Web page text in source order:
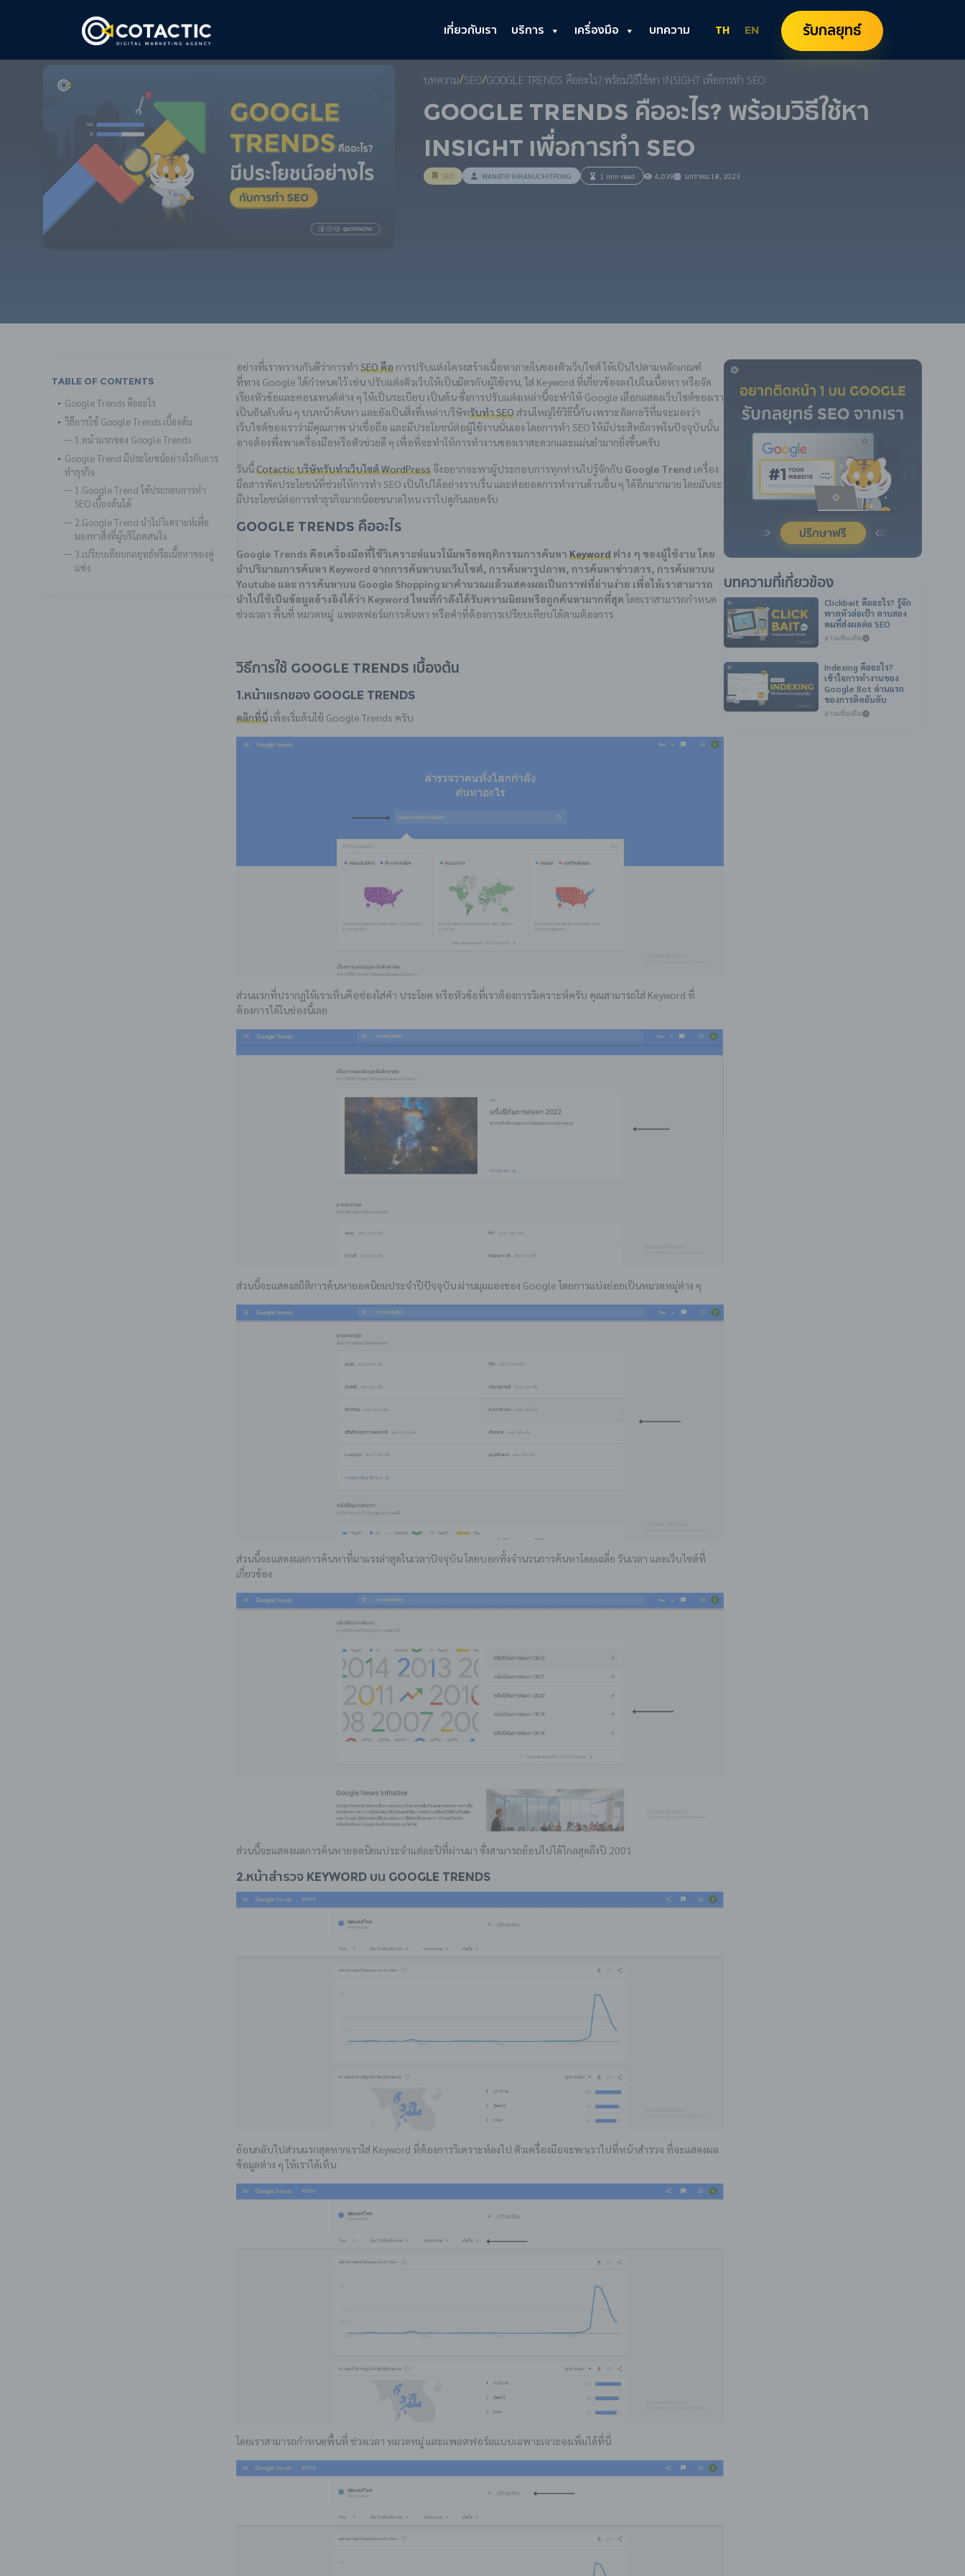
เกี่ยวกับเรา บริการ เครื่องมือ บทความ TH EN รับกลยุทธ์
บทความ/SEO/GOOGLE TRENDS คืออะไร? พร้อมวิธีใช้หา INSIGHT เพื่อการทำ SEO
Google Trends คืออะไร? พร้อมวิธีใช้หา
Insight เพื่อการทำ SEO
SEO WANATIP KIRANUCHITPONG 1 min read 4,039 มกราคม 18, 2023
Table Of Contents
Google Trends คืออะไร
วิธีการใช้ Google Trends เบื้องต้น
1.หน้าแรกของ Google Trends
Google Trend มีประโยชน์อย่างไรกับการ
ทำธุรกิจ
1.Google Trend ใช้ประกอบการทำ
SEO เบื้องต้นได้
2.Google Trend นำไปวิเคราะห์เพื่อ
มองหาสิ่งที่ผู้บริโภคสนใจ
3.เปรียบเทียบกลยุทธ์หรือเนื้อหาของคู่
แข่ง
อย่างที่เราทราบกันดีว่าการทำ SEO คือการปรับแต่งโครงสร้างเนื้อหาภายในของตัวเว็บไซต์ ให้เป็นไปตามหลักเกณฑ์
ที่ทาง Google ได้กำหนดไว้ เช่น ปรับแต่งตัวเว็บให้เป็นมิตรกับผู้ใช้งาน, ใส่ Keyword ที่เกี่ยวข้องลงไปในเนื้อหา หรือจัด
เรียงหัวข้อและคอนเทนต์ต่าง ๆ ให้เป็นระเบียบ เป็นต้น ซึ่งการปรับแต่งเหล่านี้จะทำให้ Google เลือกแสดงเว็บไซต์ของเรา
เป็นอันดับต้น ๆ บนหน้าค้นหา และยังเป็นสิ่งที่เหล่าบริษัทรับทำ SEOส่วนใหญ่ใช้วิธีนี้กัน เพราะอัลกอริทึ่มจะมองว่า
เว็บไซต์ของเราว่ามีคุณภาพ น่าเชื่อถือ และมีประโยชน์ต่อผู้ใช้งานนั่นเอง โดยการทำ SEO ให้มีประสิทธิภาพในปัจจุบันนั้น
อาจต้องพึ่งพาเครื่องมือหรือตัวช่วยดี ๆ เพื่อที่จะทำให้การทำงานของเราสะดวกและแม่นยำมากยิ่งขึ้นครับ
วันนี้Cotactic บริษัทรับทำเว็บไซต์ WordPressจึงอยากจะพาผู้ประกอบการทุกท่านไปรู้จักกับ Google Trend เครื่อง
มือสารพัดประโยชน์ที่ช่วยให้การทำ SEO เป็นไปได้อย่างราบรื่น และต่อยอดการทำงานด้านอื่น ๆ ได้อีกมากมาย โดยมันจะ
มีประโยชน์ต่อการทำธุรกิจมากน้อยขนาดไหน เราไปดูกันเลยครับ
Google Trends คืออะไร
Google Trends คือเครื่องมือที่ใช้วิเคราะห์แนวโน้มหรือพฤติกรรมการค้นหา Keywordต่าง ๆ ของผู้ใช้งาน โดย
นำปริมาณการค้นหา Keyword จากการค้นหาบนเว็บไซต์, การค้นหารูปภาพ, การค้นหาข่าวสาร, การค้นหาบน
Youtube และ การค้นหาบน Google Shopping มาคำนวณแล้วแสดงผลเป็นกราฟที่อ่านง่าย เพื่อให้เราสามารถ
นำไปใช้เป็นข้อมูลอ้างอิงได้ว่า Keyword ไหนที่กำลังได้รับความนิยมหรือถูกค้นหามากที่สุดโดยเราสามารถกำหนด
ช่วงเวลา พื้นที่ หมวดหมู่ แพลตฟอร์มการค้นหา หรือคำที่ต้องการเปรียบเทียบได้ตามต้องการ
วิธีการใช้ Google Trends เบื้องต้น
1.หน้าแรกของ Google Trends
คลิกที่นี่เพื่อเริ่มต้นใช้ Google Trends ครับ
ส่วนแรกที่ปรากฏให้เราเห็นคือช่องใส่คำ ประโยค หรือหัวข้อที่เราต้องการวิเคราะห์ครับ คุณสามารถใส่ Keyword ที่
ต้องการได้ในช่องนี้เลย
ส่วนนี้จะแสดงสถิติการค้นหายอดนิยมประจำปีปัจจุบัน ผ่านมุมมองของ Google โดยการแบ่งย่อยเป็นหมวดหมู่ต่าง ๆ
ส่วนนี้จะแสดงผลการค้นหาที่มาแรงล่าสุดในเวลาปัจจุบัน โดยบอกทั้งจำนวนการค้นหาโดยเฉลี่ย วันเวลา และเว็บไซต์ที่
เกี่ยวข้อง
ส่วนนี้จะแสดงผลการค้นหายอดนิยมประจำแต่ละปีที่ผ่านมา ซึ่งสามารถย้อนไปได้ไกลสุดถึงปี 2001
2.หน้าสำรวจ Keyword บน Google Trends
ย้อนกลับไปส่วนแรกสุดหากเราใส่ Keyword ที่ต้องการวิเคราะห์ลงไป ตัวเครื่องมือจะพาเราไปที่หน้าสำรวจ ที่จะแสดงผล
ข้อมูลต่าง ๆ ให้เราได้เห็น
โดยเราสามารถกำหนดพื้นที่ ช่วงเวลา หมวดหมู่ และแพลตฟอร์มแบบเฉพาะเจาะจงเพิ่มได้ที่นี่
บทความที่เกี่ยวข้อง
Clickbait คืออะไร? รู้จัก
พาดหัวล่อเป้า ดาบสอง
คมที่ส่งผลต่อ SEO
อ่านเพิ่มเติม
Indexing คืออะไร?
เข้าใจการทำงานของ
Google Bot ด่านแรก
ของการติดอันดับ
อ่านเพิ่มเติม